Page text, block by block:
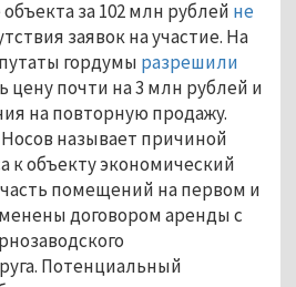
за 102 млн рублей не
заявок на участие. На
гордумы разрешили
цену почти на 3 млн рублей и
на повторную продажу.
Носов называет причиной
к объекту экономический
помещений на первом и
договором аренды с
Потенциальный